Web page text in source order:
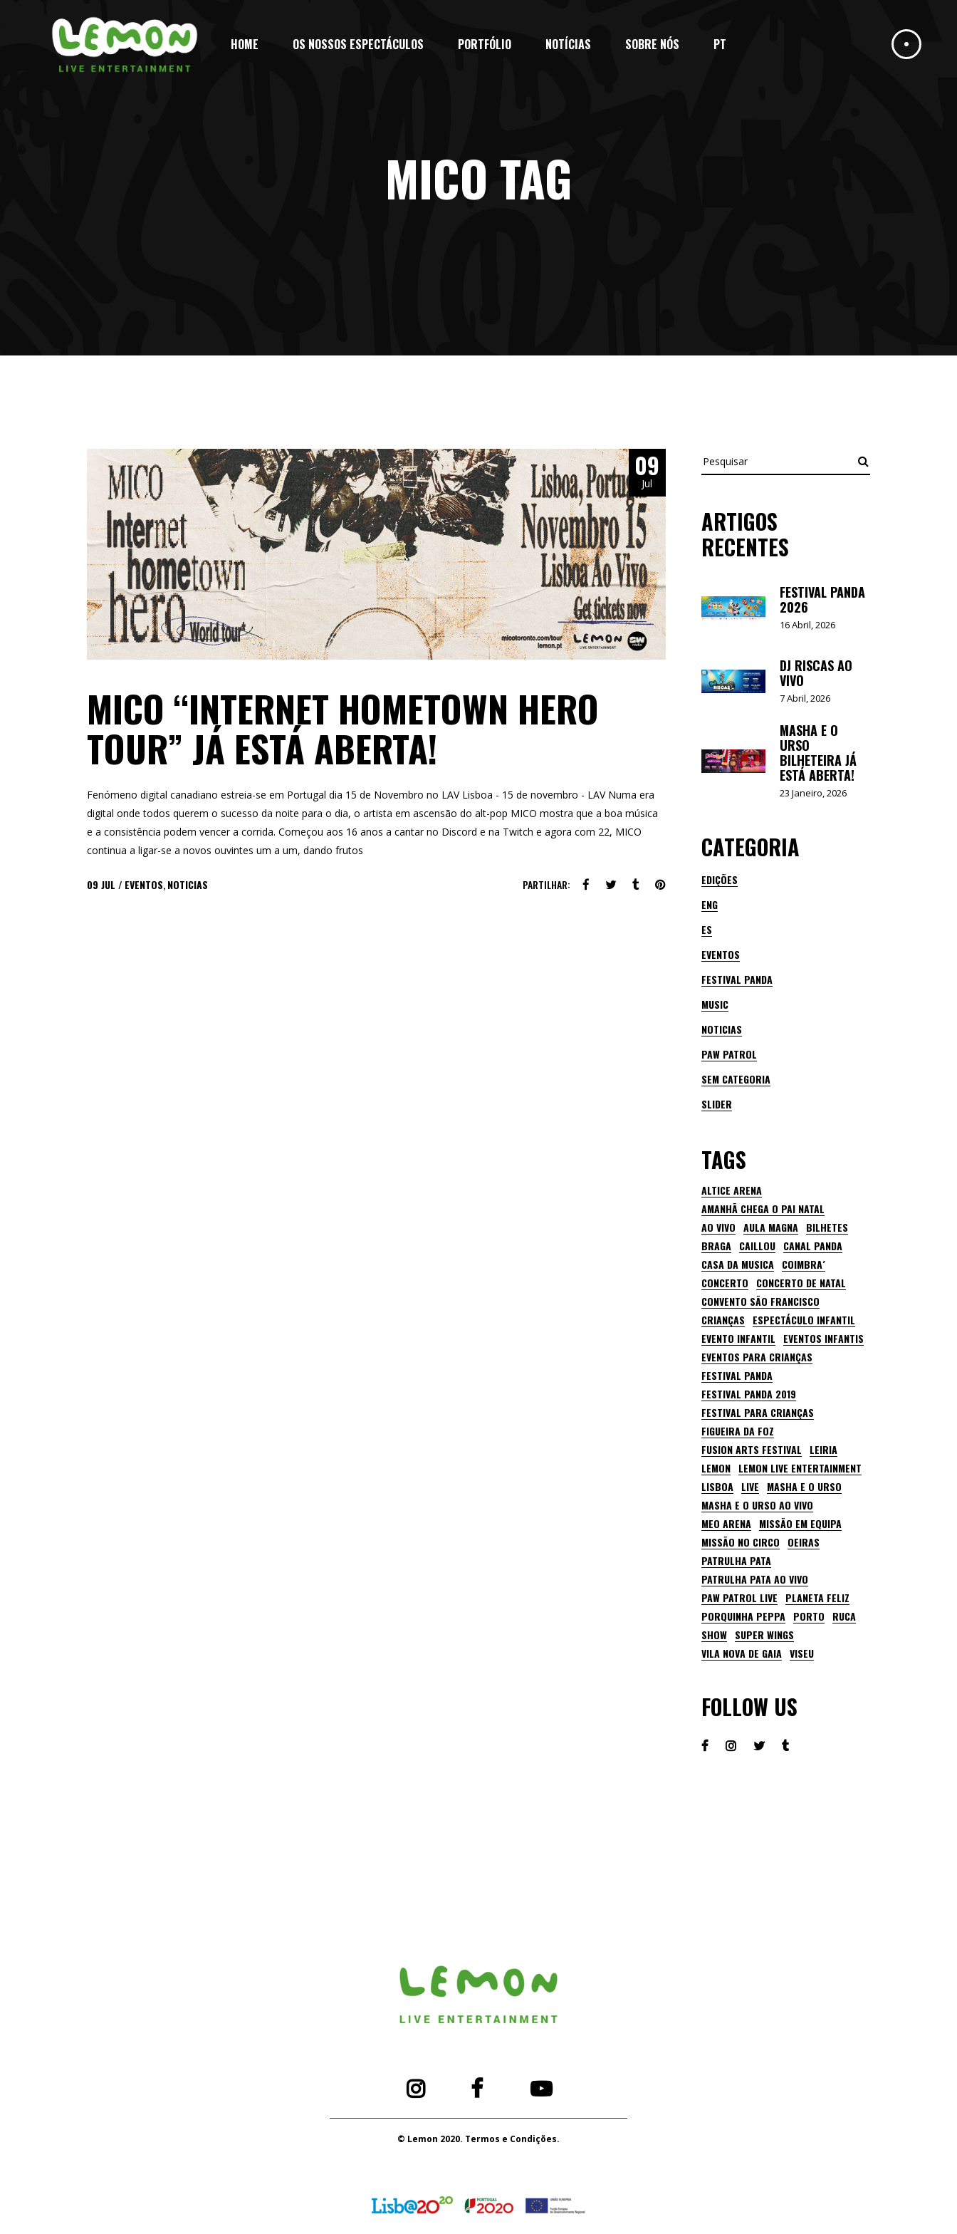
HOME OS NOSSOS ESPECTÁCULOS PORTFÓLIO NOTÍCIAS SOBRE NÓS PT
MICO TAG
09
Jul
MICO “INTERNET HOMETOWN HERO
TOUR” JÁ ESTÁ ABERTA!
Fenómeno digital canadiano estreia-se em Portugal dia 15 de Novembro no LAV Lisboa - 15 de novembro - LAV Numa era
digital onde todos querem o sucesso da noite para o dia, o artista em ascensão do alt-pop MICO mostra que a boa música
e a consistência podem vencer a corrida. Começou aos 16 anos a cantar no Discord e na Twitch e agora com 22, MICO
continua a ligar-se a novos ouvintes um a um, dando frutos
09 JUL EVENTOS,NOTICIAS PARTILHAR:
Pesquisar
ARTIGOS
RECENTES
FESTIVAL PANDA
2026
16 Abril, 2026
DJ RISCAS AO
VIVO
7 Abril, 2026
MASHA E O
URSO
BILHETEIRA JÁ
ESTÁ ABERTA!
23 Janeiro, 2026
CATEGORIA
EDIÇÕES
ENG
ES
EVENTOS
FESTIVAL PANDA
MUSIC
NOTICIAS
PAW PATROL
SEM CATEGORIA
SLIDER
TAGS
ALTICE ARENA
AMANHÃ CHEGA O PAI NATAL
AO VIVO AULA MAGNA BILHETES
BRAGA CAILLOU CANAL PANDA
CASA DA MUSICA COIMBRA´
CONCERTO
CONCERTO DE NATAL
CONVENTO SÃO FRANCISCO
CRIANÇAS
ESPECTÁCULO INFANTIL
EVENTO INFANTIL
EVENTOS INFANTIS
EVENTOS PARA CRIANÇAS
FESTIVAL PANDA
FESTIVAL PANDA 2019
FESTIVAL PARA CRIANÇAS
FIGUEIRA DA FOZ
FUSION ARTS FESTIVAL
LEIRIA
LEMON LEMON LIVE ENTERTAINMENT
LISBOA LIVE
MASHA E O URSO
MASHA E O URSO AO VIVO
MEO ARENA MISSÃO EM EQUIPA
MISSÃO NO CIRCO
OEIRAS
PATRULHA PATA
PATRULHA PATA AO VIVO
PAW PATROL LIVE
PLANETA FELIZ
PORQUINHA PEPPA PORTO
RUCA
SHOW SUPER WINGS
VILA NOVA DE GAIA VISEU
FOLLOW US
© Lemon 2020. Termos e Condições.